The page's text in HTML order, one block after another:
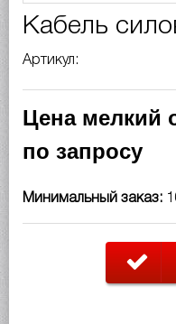
Кабель
Артикул:
Цена мелкий
по запросу
Минимальный заказ: